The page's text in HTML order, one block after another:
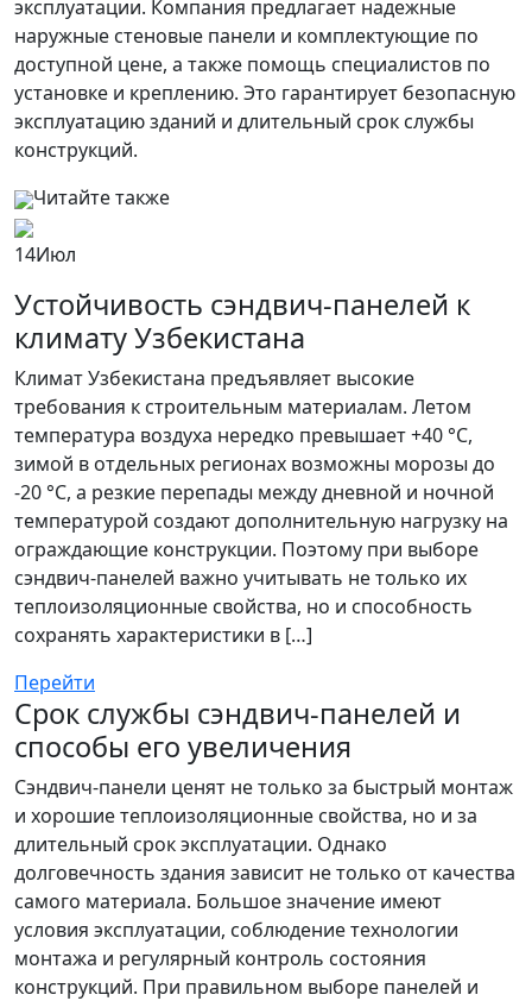
эксплуатации. Компания предлагает надежные
наружные стеновые панели и комплектующие по
доступной цене, а также помощь специалистов по
установке и креплению. Это гарантирует безопасную
эксплуатацию зданий и длительный срок службы
конструкций.
Читайте также
14Июл
Устойчивость сэндвич-панелей к
климату Узбекистана
Климат Узбекистана предъявляет высокие
требования к строительным материалам. Летом
температура воздуха нередко превышает +40 °C,
зимой в отдельных регионах возможны морозы до
-20 °C, а резкие перепады между дневной и ночной
температурой создают дополнительную нагрузку на
ограждающие конструкции. Поэтому при выборе
сэндвич-панелей важно учитывать не только их
теплоизоляционные свойства, но и способность
сохранять характеристики в […]
Перейти
Срок службы сэндвич-панелей и
способы его увеличения
Сэндвич-панели ценят не только за быстрый монтаж
и хорошие теплоизоляционные свойства, но и за
длительный срок эксплуатации. Однако
долговечность здания зависит не только от качества
самого материала. Большое значение имеют
условия эксплуатации, соблюдение технологии
монтажа и регулярный контроль состояния
конструкций. При правильном выборе панелей и